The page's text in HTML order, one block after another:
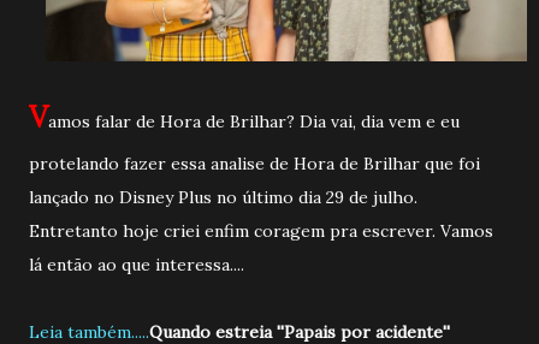
Vamos falar de Hora de Brilhar? Dia vai, dia vem e eu
protelando fazer essa analise de Hora de Brilhar que foi
lançado no Disney Plus no último dia 29 de julho.
Entretanto hoje criei enfim coragem pra escrever. Vamos
lá então ao que interessa....
Leia também.....Quando estreia ''Papais por acidente''